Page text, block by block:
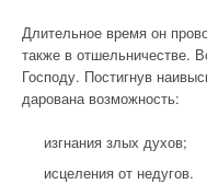
Длительное время он
также в отшельничестве.
Господу. Постигнув
дарована возможность:
изгнания злых духов;
исцеления от недугов.